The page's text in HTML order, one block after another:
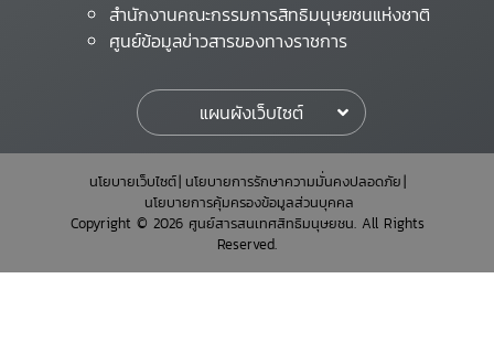
สำนักงานคณะกรรมการสิทธิมนุษยชนแห่งชาติ
ศูนย์ข้อมูลข่าวสารของทางราชการ
แผนผังเว็บไซต์
นโยบายเว็บไซต์ นโยบายการรักษาความมั่นคงปลอดภัย
นโยบายการคุ้มครองข้อมูลส่วนบุคคล
Copyright © 2026 ศูนย์สารสนเทศสิทธิมนุษยชน. All Rights
Reserved.